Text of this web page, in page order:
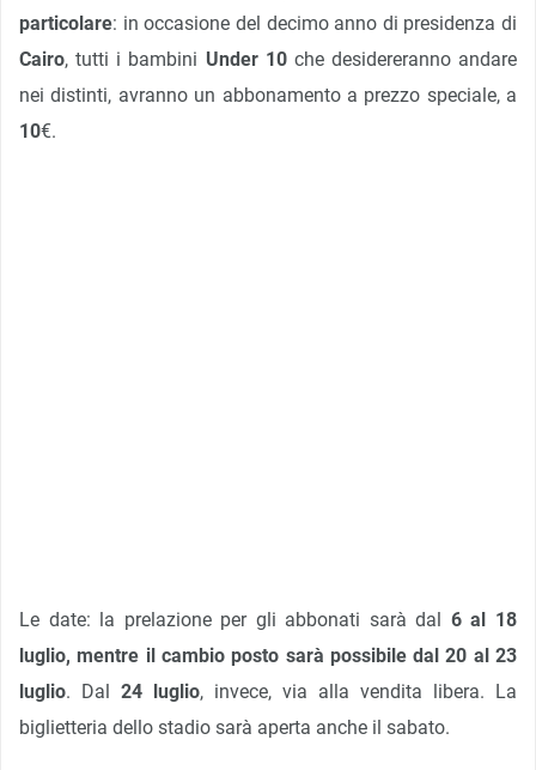
particolare: in occasione del decimo anno di presidenza di
Cairo, tutti i bambini Under 10che desidereranno andare
nei distinti, avranno un abbonamento a prezzo speciale, a
10€.
Le date: la prelazione per gli abbonati sarà dal 6 al 18
luglio, mentre il cambio posto sarà possibile dal 20 al 23
luglio. Dal 24 luglio, invece, via alla vendita libera. La
biglietteria dello stadio sarà aperta anche il sabato.